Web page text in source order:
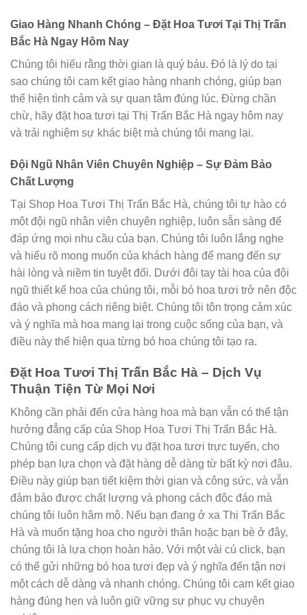
Giao Hàng Nhanh Chóng – Đặt Hoa Tươi Tại Thị Trấn
Bắc Hà Ngay Hôm Nay
Chúng tôi hiểu rằng thời gian là quý báu. Đó là lý do tại
sao chúng tôi cam kết giao hàng nhanh chóng, giúp bạn
thể hiện tình cảm và sự quan tâm đúng lúc. Đừng chần
chừ, hãy đặt hoa tươi tại Thị Trấn Bắc Hà ngay hôm nay
và trải nghiệm sự khác biệt mà chúng tôi mang lại.
Đội Ngũ Nhân Viên Chuyên Nghiệp – Sự Đảm Bảo
Chất Lượng
Tại Shop Hoa Tươi Thị Trấn Bắc Hà, chúng tôi tự hào có
một đội ngũ nhân viên chuyên nghiệp, luôn sẵn sàng để
đáp ứng mọi nhu cầu của bạn. Chúng tôi luôn lắng nghe
và hiểu rõ mong muốn của khách hàng để mang đến sự
hài lòng và niềm tin tuyệt đối. Dưới đôi tay tài hoa của đội
ngũ thiết kế hoa của chúng tôi, mỗi bó hoa tươi trở nên độc
đáo và phong cách riêng biệt. Chúng tôi tôn trọng cảm xúc
và ý nghĩa mà hoa mang lại trong cuộc sống của bạn, và
điều này thể hiện qua từng bó hoa chúng tôi tạo ra.
Đặt Hoa Tươi Thị Trấn Bắc Hà – Dịch Vụ
Thuận Tiện Từ Mọi Nơi
Không cần phải đến cửa hàng hoa mà bạn vẫn có thể tận
hưởng đẳng cấp của Shop Hoa Tươi Thị Trấn Bắc Hà.
Chúng tôi cung cấp dịch vụ đặt hoa tươi trực tuyến, cho
phép bạn lựa chọn và đặt hàng dễ dàng từ bất kỳ nơi đâu.
Điều này giúp bạn tiết kiệm thời gian và công sức, và vẫn
đảm bảo được chất lượng và phong cách độc đáo mà
chúng tôi luôn hâm mộ. Nếu bạn đang ở xa Thị Trấn Bắc
Hà và muốn tặng hoa cho người thân hoặc bạn bè ở đây,
chúng tôi là lựa chọn hoàn hảo. Với một vài cú click, bạn
có thể gửi những bó hoa tươi đẹp và ý nghĩa đến tận nơi
một cách dễ dàng và nhanh chóng. Chúng tôi cam kết giao
hàng đúng hẹn và luôn giữ vững sự phục vụ chuyên